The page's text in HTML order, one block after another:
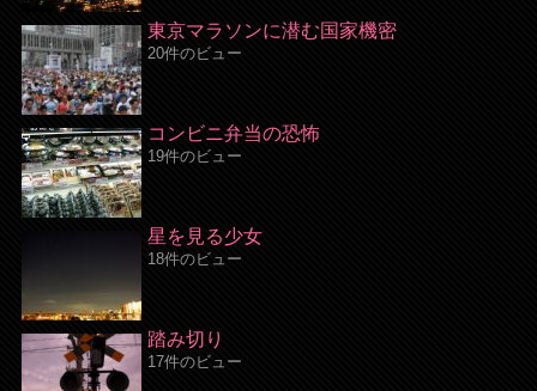
東京マラソンに潜む国家機密
20件のビュー
コンビニ弁当の恐怖
19件のビュー
星を見る少女
18件のビュー
踏み切り
17件のビュー